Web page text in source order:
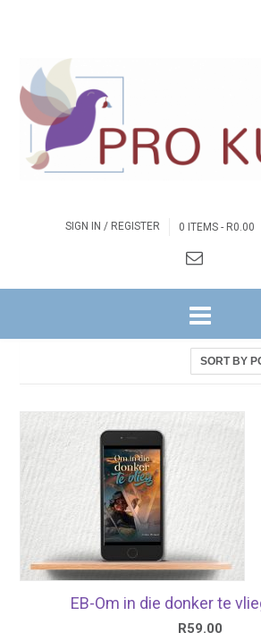
SIGN IN / REGISTER 0 ITEMS - R0.00
Sorted
by
EB-Om in die donker te
R59.00